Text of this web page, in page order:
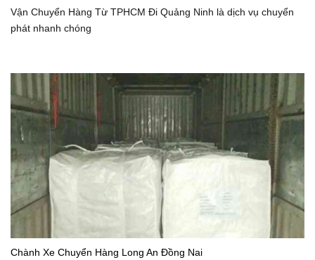
Vận Chuyển Hàng Từ TPHCM Đi Quảng Ninh là dịch vụ chuyển
phát nhanh chóng
Chành Xe Chuyển Hàng Long An Đồng Nai